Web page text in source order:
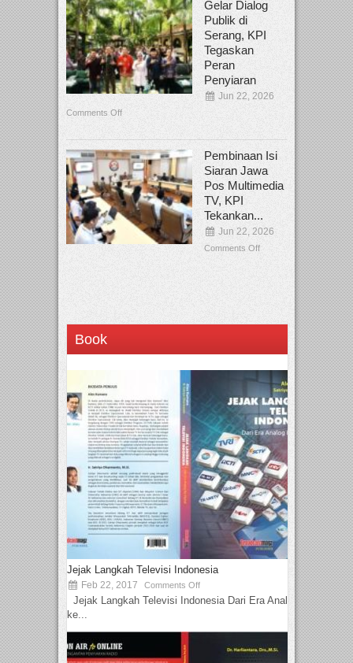
Gelar Dialog
Publik di
Serang, KPI
Tegaskan
Peran
Penyiaran
Jun 22, 2026
Comments Off
Pembinaan Isi
Siaran Jawa
Pos Multimedia
TV, KPI
Tekankan...
Jun 22, 2026
Comments Off
Book
Jejak Langkah Televisi Indonesia
Feb 22, 2017 Comments Off
Jejak Langkah Televisi Indonesia Dari Era Analog
ke...